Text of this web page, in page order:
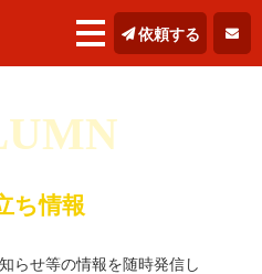
依頼する
ち情報
らせ等の情報を随時発信し